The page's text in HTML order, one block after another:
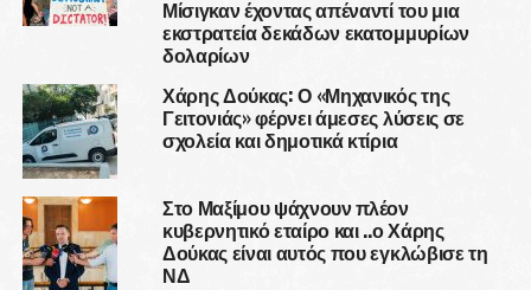
Μίσιγκαν έχοντας απέναντί του μια
εκστρατεία δεκάδων εκατομμυρίων
δολαρίων
Χάρης Δούκας: Ο «Μηχανικός της
Γειτονιάς» φέρνει άμεσες λύσεις σε
σχολεία και δημοτικά κτίρια
Στο Μαξίμου ψάχνουν πλέον
κυβερνητικό εταίρο και ..ο Χάρης
Δούκας είναι αυτός που εγκλώβισε τη
ΝΔ